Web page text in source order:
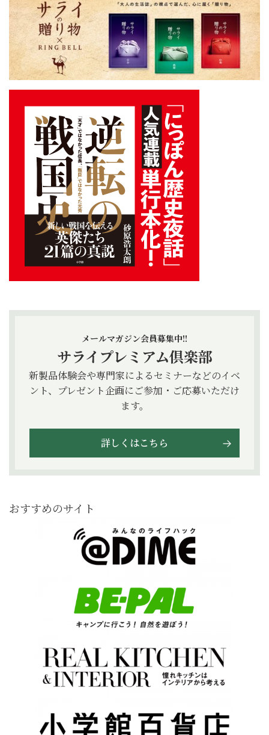
メールマガジン会員募集中!!
サライプレミアム倶楽部
新製品体験会や専門家によるセミナーなどのイベ
ント、プレゼント企画にご参加・ご応募いただけ
ます。
詳しくはこちら
おすすめのサイト